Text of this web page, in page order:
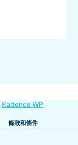
Kadence WP
條款和條件